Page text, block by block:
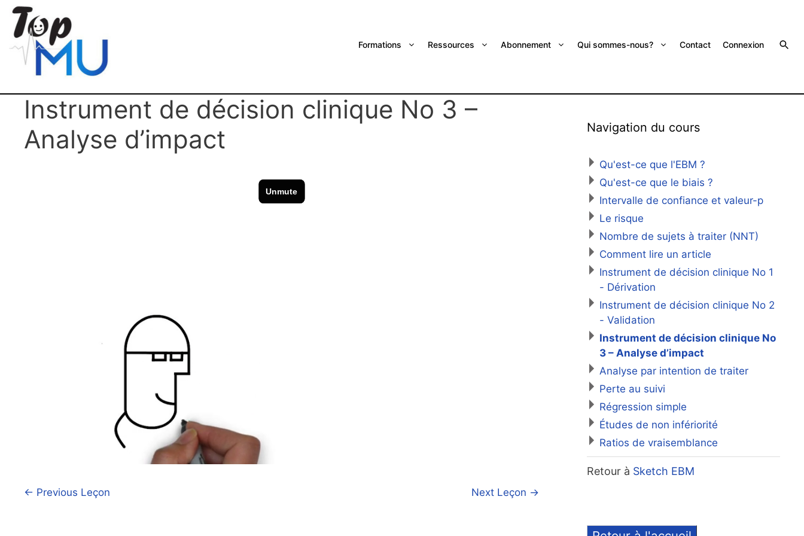
Formations Ressources Abonnement Qui sommes-nous? Contact Connexion
Instrument de décision clinique No 3 –
Analyse d’impact
← Previous Leçon Next Leçon →
Navigation du cours
Qu'est-ce que l'EBM ?
Qu'est-ce que le biais ?
Intervalle de confiance et valeur-p
Le risque
Nombre de sujets à traiter (NNT)
Comment lire un article
Instrument de décision clinique No 1
- Dérivation
Instrument de décision clinique No 2
- Validation
Instrument de décision clinique No
3 – Analyse d’impact
Analyse par intention de traiter
Perte au suivi
Régression simple
Études de non infériorité
Ratios de vraisemblance
Retour à Sketch EBM